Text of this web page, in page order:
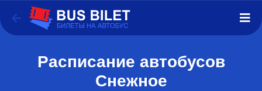
Расписание автобусов
Снежное